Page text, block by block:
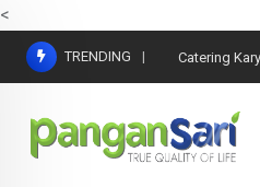
<
TRENDING 10 Cara